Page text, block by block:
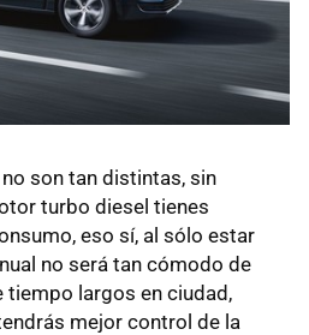
son tan distintas, sin
turbo diesel tienes
eso sí, al sólo estar
no será tan cómodo de
tiempo largos en ciudad,
mejor control de la